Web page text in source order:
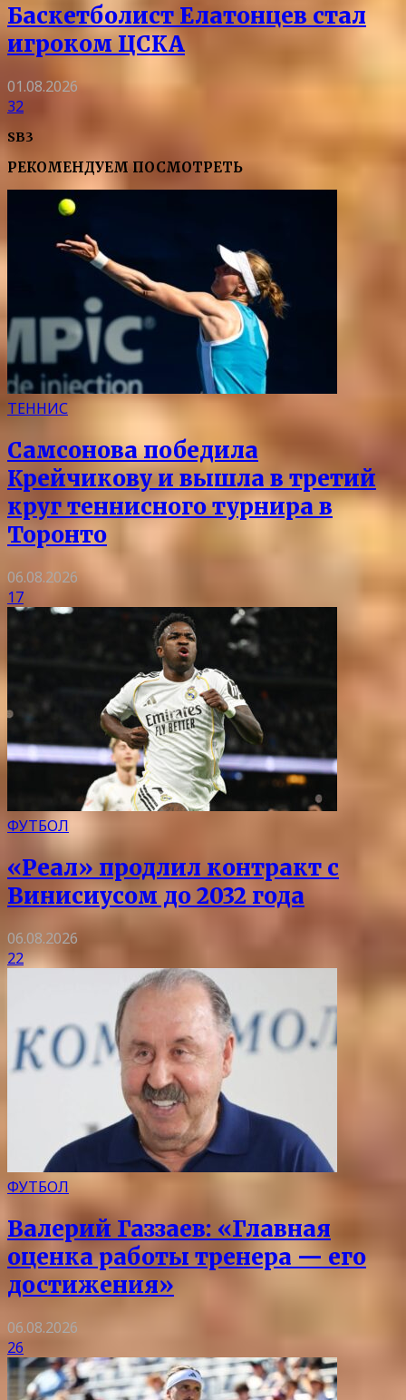
Баскетболист Елатонцев стал
игроком ЦСКА
01.08.2026
32
SB3
РЕКОМЕНДУЕМ ПОСМОТРЕТЬ
ТЕННИС
Самсонова победила
Крейчикову и вышла в третий
круг теннисного турнира в
Торонто
06.08.2026
17
ФУТБОЛ
«Реал» продлил контракт с
Винисиусом до 2032 года
06.08.2026
22
ФУТБОЛ
Валерий Газзаев: «Главная
оценка работы тренера — его
достижения»
06.08.2026
26